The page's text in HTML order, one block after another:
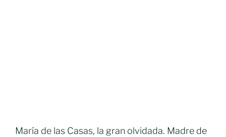
María de las Casas, la gran olvidada. Madre de